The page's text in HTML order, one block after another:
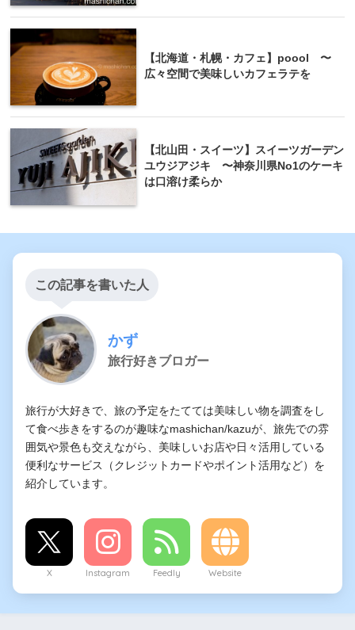
【北海道・札幌・カフェ】poool 〜
広々空間で美味しいカフェラテを
【北山田・スイーツ】スイーツガーデン
ユウジアジキ 〜神奈川県No1のケーキ
は口溶け柔らか
この記事を書いた人
かず
旅行好きブロガー
旅行が大好きで、旅の予定をたてては美味しい物を調査をし
て食べ歩きをするのが趣味なmashichan/kazuが、旅先での雰
囲気や景色も交えながら、美味しいお店や日々活用している
便利なサービス（クレジットカードやポイント活用など）を
紹介しています。
X Instagram Feedly Website